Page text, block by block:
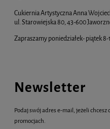
Cukiernia Artystyczna Anna
ul. Starowiejska 80, 43-600
Zapraszamy poniedziałek- piątek 8-
Newsletter
Podaj swój adres e-mail, jeżeli
promocjach.